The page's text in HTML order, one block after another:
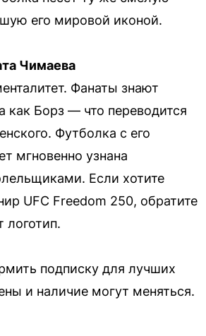
его мировой иконой.
Чимаева
Фанаты знают
как Борз — что переводится
Футболка с его
мгновенно узнана
Если хотите
UFC Freedom 250, обратите
логотип.
подписку для лучших
и наличие могут меняться.